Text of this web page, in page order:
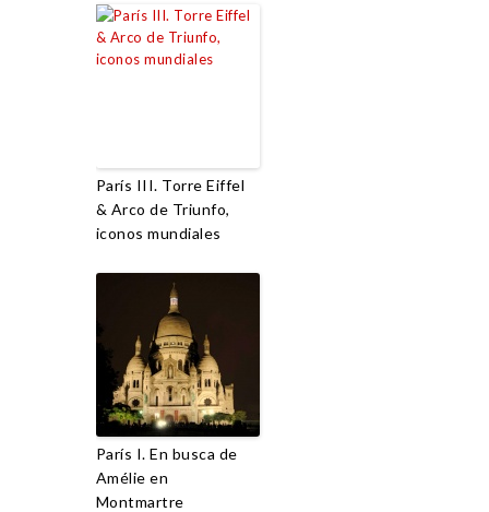
París III. Torre Eiffel
& Arco de Triunfo,
iconos mundiales
París I. En busca de
Amélie en
Montmartre